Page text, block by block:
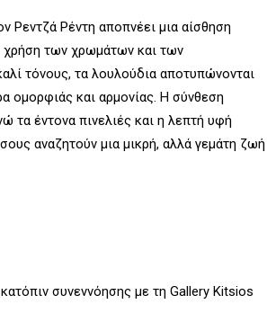
Ρεντζά Ρέντη αποπνέει μια αίσθηση
χρήση των χρωμάτων και των
τόνους, τα λουλούδια αποτυπώνονται
ομορφιάς και αρμονίας. Η σύνθεση
τα έντονα πινελιές και η λεπτή υφή
αναζητούν μια μικρή, αλλά γεμάτη ζωή
κατόπιν συνεννόησης με τη Gallery Kitsios